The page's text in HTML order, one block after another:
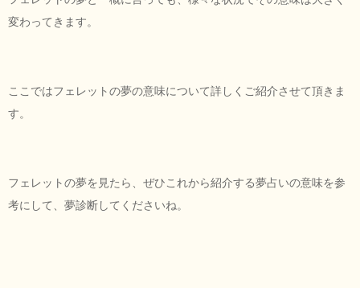
変わってきます。
ここではフェレットの夢の意味について詳しくご紹介させて頂きま
す。
フェレットの夢を見たら、ぜひこれから紹介する夢占いの意味を参
考にして、夢診断してくださいね。